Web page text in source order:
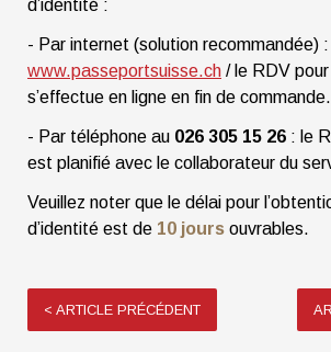
d’identité :
- Par internet (solution recommandée) :
www.passeportsuisse.ch / le RDV
s’effectue en ligne en fin de commande.
- Par téléphone au 026 305 15 26 : le
est planifié avec le collaborateur du
Veuillez noter que le délai pour
d’identité est de 10 jours ouvrables.
< ARTICLE PRÉCÉDENT